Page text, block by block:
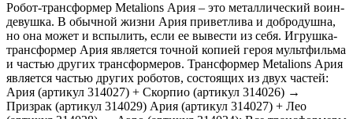
Робот-трансформер Metalions Ария – это металлический воин-
девушка. В обычной жизни Ария приветлива и добродушна,
но она может и вспылить, если ее вывести из себя. Игрушка-
трансформер Ария является точной копией героя мультфильма
и частью других трансформеров. Трансформер Metalions Ария
является частью других роботов, состоящих из двух частей:
Ария (артикул 314027) + Скорпио (артикул 314026) →
Призрак (артикул 314029) Ария (артикул 314027) + Лео